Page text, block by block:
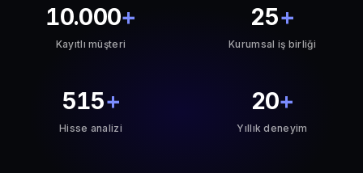
10.000+
Kayıtlı müşteri
25+
Kurumsal iş birliği
515+
Hisse analizi
20+
Yıllık deneyim